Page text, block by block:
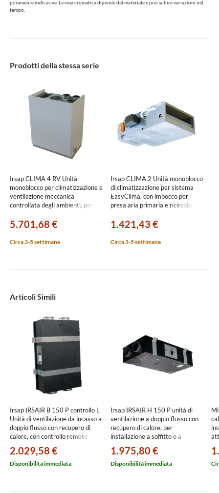
puramente indicative. La resa cromatica dipende dal materiale e può subire variazioni nel
tempo.
Prodotti della stessa serie
Irsap CLIMA 4 RV Unità
monoblocco per climatizzazione e
ventilazione meccanica
controllata degli ambienti, per
UCLM004V0E000
5.701,68 €
Circa 3-5 settimane
Irsap CLIMA 2 Unità monoblocco
di climatizzazione per sistema
EasyClima, con imbocco per
presa aria primaria e ricircolo
1.421,43 €
Circa 3-5 settimane
Articoli Simili
Irsap IRSAIR B 150 P controllo L
Unità di ventilazione da incasso a
doppio flusso con recupero di
calore, con controllo remoto
2.029,58 €
Disponibilità immediata
Irsap IRSAIR H 150 P unità di
ventilazione a doppio flusso con
recupero di calore, per
installazione a soffitto o a
URED015HRL00P
1.975,80 €
Disponibilità immediata